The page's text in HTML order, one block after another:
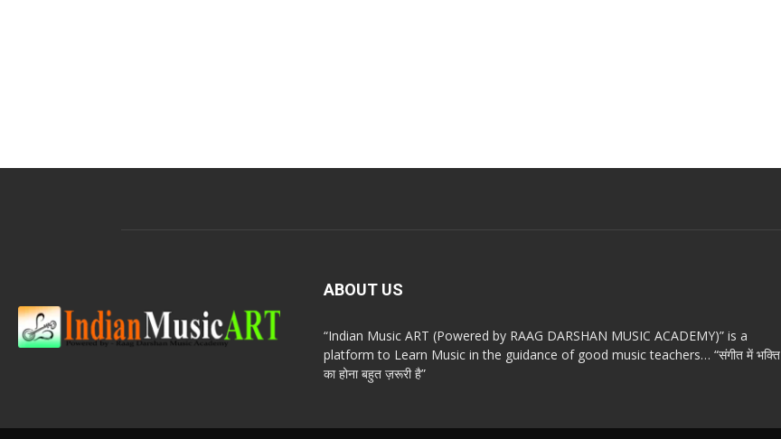
ABOUT US
“Indian Music ART (Powered by RAAG DARSHAN MUSIC ACADEMY)” is a
platform to Learn Music in the guidance of good music teachers… “संगीत में भक्ति
का होना बहुत ज़रूरी है”